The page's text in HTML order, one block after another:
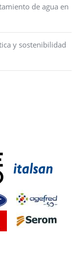
de agua en
y sostenibilidad